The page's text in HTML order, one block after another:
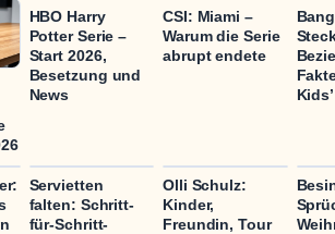
HBO Harry
Potter Serie –
Start 2026,
Besetzung und
News
CSI: Miami –
Warum die Serie
abrupt endete
Servietten
falten: Schritt-
für-Schritt-
Olli Schulz:
Kinder,
Freundin, Tour